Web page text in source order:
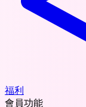
福利
會員功能